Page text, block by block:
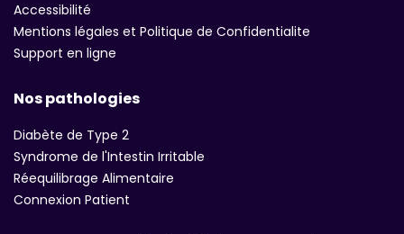
Accessibilité
Mentions légales et Politique de Confidentialite
Support en ligne
Nos pathologies
Diabète de Type 2
Syndrome de l'Intestin Irritable
Réequilibrage Alimentaire
Connexion Patient